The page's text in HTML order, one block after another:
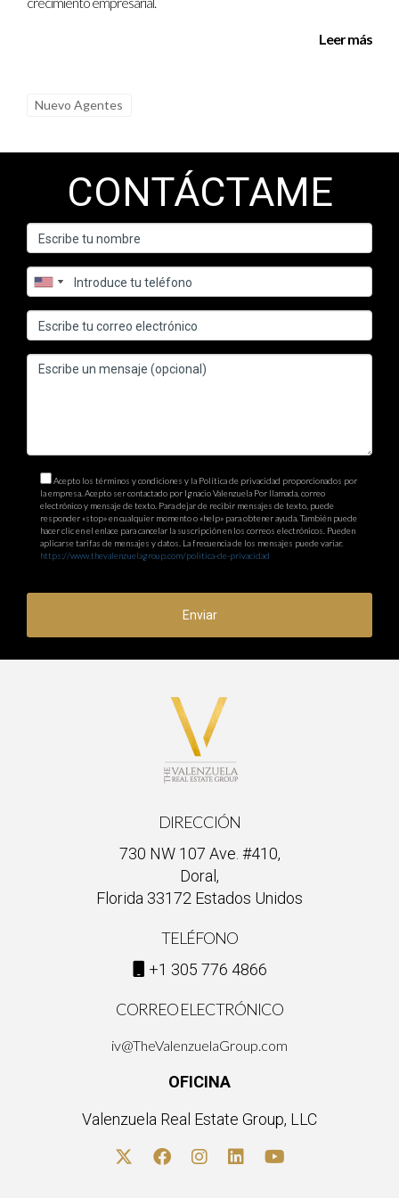
Leer más
Nuevo Agentes
CONTÁCTAME
Acepto los términos y condiciones y la Política de privacidad proporcionados por
la empresa. Acepto ser contactado por Ignacio Valenzuela Por llamada, correo
electrónico y mensaje de texto. Para dejar de recibir mensajes de texto, puede
responder «stop» en cualquier momento o «help» para obtener ayuda. También puede
hacer clic en el enlace para cancelar la suscripción en los correos electrónicos. Pueden
aplicarse tarifas de mensajes y datos. La frecuencia de los mensajes puede variar.
https://www.thevalenzuelagroup.com/politica-de-privacidad
Enviar
DIRECCIÓN
730 NW 107 Ave. #410,
Doral,
Florida 33172 Estados Unidos
TELÉFONO
+1 305 776 4866
CORREO ELECTRÓNICO
iv@TheValenzuelaGroup.com
OFICINA
Valenzuela Real Estate Group, LLC